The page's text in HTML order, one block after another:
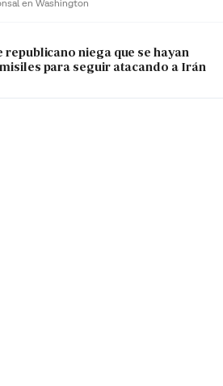
en Washington
republicano niega que se hayan
para seguir atacando a Irán